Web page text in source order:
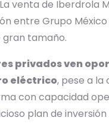
venta de Iberdrola
entre Grupo México
gran tamaño.
privados ven
eléctrico, pese a la
con capacidad
plan de inversión